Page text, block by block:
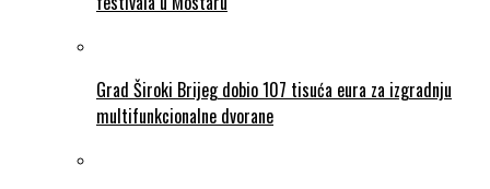
Grad Široki Brijeg dobio 107 tisuća eura za izgradnju
multifunkcionalne dvorane